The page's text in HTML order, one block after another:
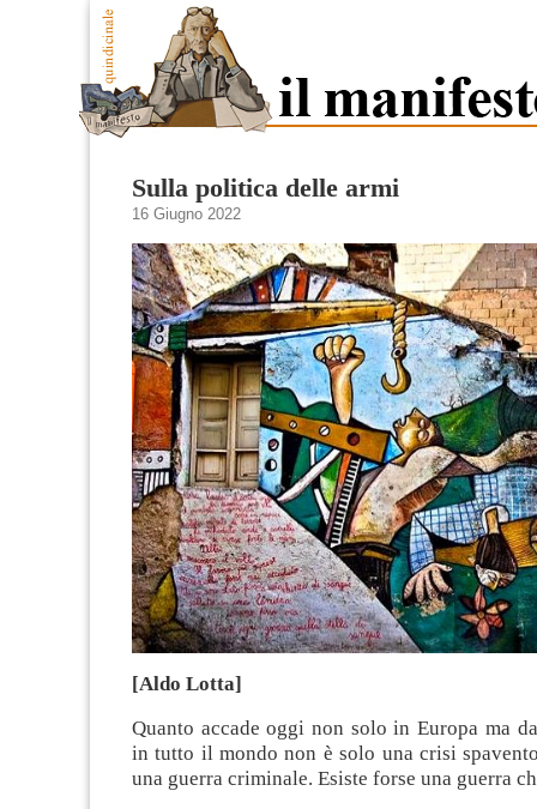
Sulla politica delle armi
16 Giugno 2022
[Aldo Lotta]
Quanto accade oggi non solo in Europa ma
in tutto il mondo non è solo una crisi
una guerra criminale. Esiste forse una guerra